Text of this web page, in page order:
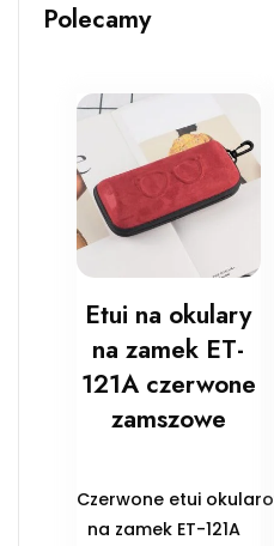
Polecamy
Etui na okulary
na zamek ET-
121A czerwone
zamszowe
Czerwone etui
na zamek ET-121A